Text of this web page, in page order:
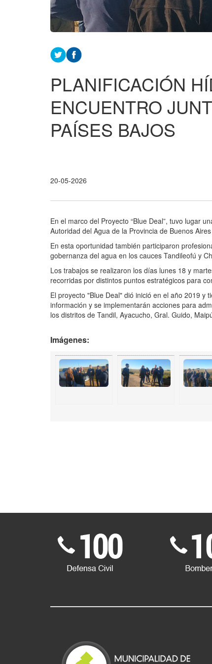
PLANIFICACIÓN
ENCUENTRO
PAÍSES BAJOS
20-05-2026
En el marco del Proyecto “Blue Deal”, tuvo lugar
Autoridad del Agua de la Provincia de Buenos
En esta oportunidad también participaron
gobernanza del agua en los cauces Tandileofú y
Los trabajos se realizaron los días lunes 18 y
recorridas por distintos puntos estratégicos para
El proyecto "Blue Deal" dió inició en el año 2019
información y se implementarán acciones para
los distritos de Tandil, Ayacucho, Gral. Guido,
Imágenes: